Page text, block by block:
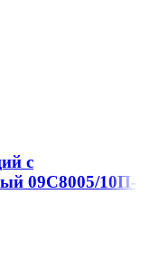
с
09С8005/10П-